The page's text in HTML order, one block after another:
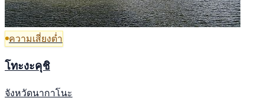
ความเสี่ยงต่ำ
โทะงะคุชิ
จังหวัดนากาโนะ